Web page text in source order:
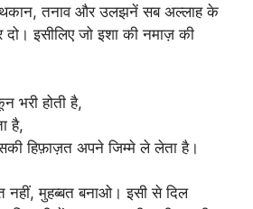
थकान, तनाव और उलझनें सब अल्लाह के
इसीलिए जो इशा की नमाज़ की
भरी होती है,
है,
हिफ़ाज़त अपने जिम्मे ले लेता है।
मुहब्बत बनाओ। इसी से दिल